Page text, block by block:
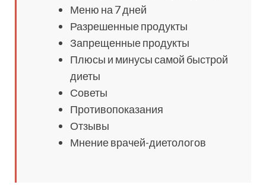
Меню на 7 дней
Разрешенные продукты
Запрещенные продукты
Плюсы и минусы самой быстрой
диеты
Советы
Противопоказания
Отзывы
Мнение врачей-диетологов